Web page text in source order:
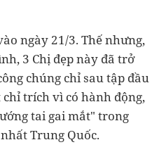
ngày 21/3. Thế nhưng,
3 Chị đẹp này đã trở
chúng chỉ sau tập đầu
trích vì có hành động,
tai gai mắt" trong
Trung Quốc.